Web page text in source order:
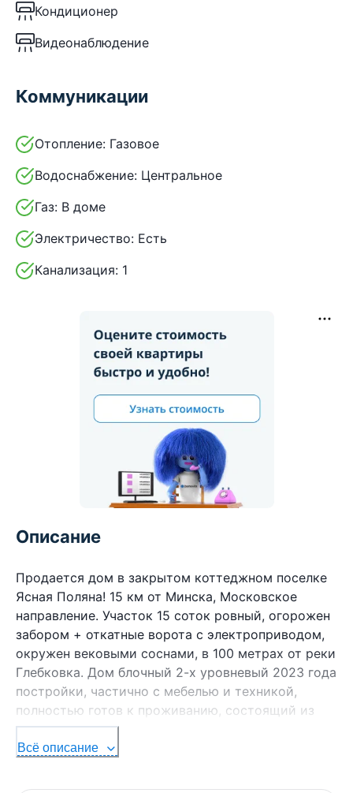
Кондиционер
Видеонаблюдение
Коммуникации
Отопление: Газовое
Водоснабжение: Центральное
Газ: В доме
Электричество: Есть
Канализация: 1
Описание
Продается дом в закрытом коттеджном поселке
Ясная Поляна! 15 км от Минска, Московское
направление. Участок 15 соток ровный, огорожен
забором + откатные ворота с электроприводом,
окружен вековыми соснами, в 100 метрах от реки
Глебковка. Дом блочный 2-х уровневый 2023 года
постройки, частично с мебелью и техникой,
полностью готов к проживанию, состоящий из
первого и мансардного этажей с террасой, общей
площадью по СНБ 299,7 кв.м., жилая 127,7 кв.м. В
Система имеет практически неограниченные
Всё описание